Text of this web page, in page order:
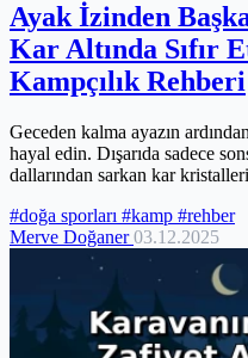
Ayak İzinden
Kar Altında Sıfır
Kampçılık Rehberi
Geceden kalma ayazın ardından
hayal edin. Dışarıda sadece
dallarından sarkan kar
#doğa sporları #kamp #rehber
Merve Doğaner03.12.2025